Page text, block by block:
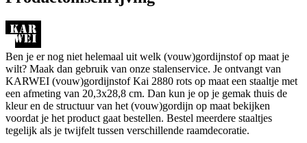
Ben je er nog niet helemaal uit welk (vouw)gordijnstof op maat je
wilt? Maak dan gebruik van onze stalenservice. Je ontvangt van
KARWEI (vouw)gordijnstof Kai 2880 rots op maat een staaltje met
een afmeting van 20,3x28,8 cm. Dan kun je op je gemak thuis de
kleur en de structuur van het (vouw)gordijn op maat bekijken
voordat je het product gaat bestellen. Bestel meerdere staaltjes
tegelijk als je twijfelt tussen verschillende raamdecoratie.